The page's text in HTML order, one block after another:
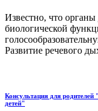
Известно, что
биологической
Развитие речевого
Консультация для
детей"